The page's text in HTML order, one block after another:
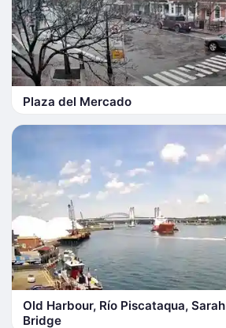
Plaza del Mercado
Old Harbour, Río Piscataqua,
Bridge